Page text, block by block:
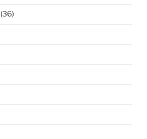
(36)